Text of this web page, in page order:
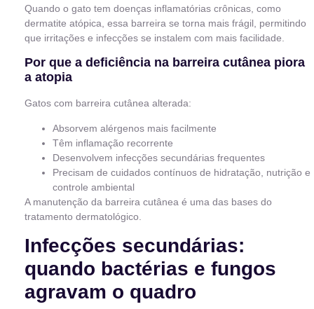
Quando o gato tem doenças inflamatórias crônicas, como
dermatite atópica, essa barreira se torna mais frágil, permitindo
que irritações e infecções se instalem com mais facilidade.
Por que a deficiência na barreira cutânea piora
a atopia
Gatos com barreira cutânea alterada:
Absorvem alérgenos mais facilmente
Têm inflamação recorrente
Desenvolvem infecções secundárias frequentes
Precisam de cuidados contínuos de hidratação, nutrição e
controle ambiental
A manutenção da barreira cutânea é uma das bases do
tratamento dermatológico.
Infecções secundárias:
quando bactérias e fungos
agravam o quadro